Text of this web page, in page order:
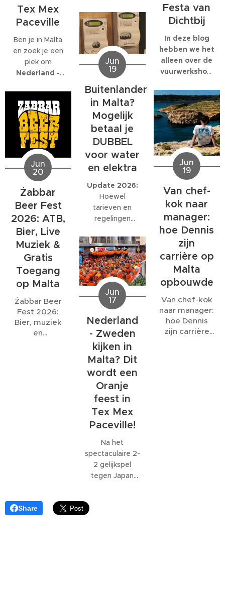
behoorlijk groot
worden.
Tex Mex
Paceville
Ben je in Malta
en zoek je een
plek om
Nederland -
je bijTex Mex
Pacevilleaan
het juiste adres.
Tex Mex is de
enige plek op
Malta waar de
volledige
wedstrijd wordt
uitgezonden,
ook al eindigt
deze ruim na de
normale
sluitingstijd.
als Is-Simenta)
inSt. Paul's
Bay
wil gaan,
kan beter een
ander strand
kiezen. De
Environmental
Health
Directorate
heeft
zaterdagavond
waarschuwing
afgegeven om
niet in zee te
zwemmen
vanwege een
riooloverstort
Festa van
Dichtbij
In deze blog
hebben we het
alleen over de
vuurwerkshow
start,
natuurlijk
moet je er al
eerder heen.
Om 19:00
start de Festa
en de
optredens
rond 21:00!
Veel plezier!
Jun
20
Żabbar
Beer Fest
2026: ATB,
Bier, Live
Muziek &
Gratis
Toegang
op Malta
Żabbar Beer
Fest 2026:
Bier, muziek
en
Jun
19
Buitenlander
in Malta?
Mogelijk
betaal je
DUBBEL
voor water
en elektra
Update 2026:
Hoewel
tarieven en
regelingen
blijft het
belangrijk om
vooraf duidelijk
af te spreken
hoe water- en
elektriciteitskosten
worden
berekend.
Jun
19
Van chef-
kok naar
manager:
hoe Dennis
zijn
carrière op
Malta
opbouwde
Van chef-kok
naar manager:
hoe Dennis
zijn carrière
Jun
17
Nederland
- Zweden
kijken in
Malta? Dit
wordt een
Oranje
feest in
Tex Mex
Paceville!
Na het
spectaculaire 2-
2 gelijkspel
tegen Japan
Share